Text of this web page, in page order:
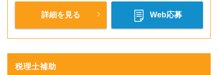
詳細を見る Web応募
税理士補助